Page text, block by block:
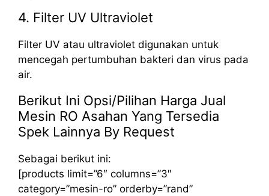
4. Filter UV Ultraviolet
Filter UV atau ultraviolet digunakan untuk
mencegah pertumbuhan bakteri dan virus pada
air.
Berikut Ini Opsi/Pilihan Harga Jual
Mesin RO Asahan Yang Tersedia
Spek Lainnya By Request
Sebagai berikut ini:
[products limit=”6″ columns=”3″
category=”mesin-ro” orderby=”rand”